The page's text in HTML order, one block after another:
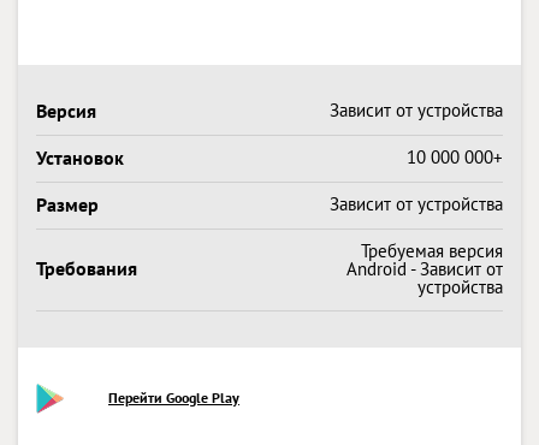
Версия Зависит от устройства
Установок 10 000 000+
Размер Зависит от устройства
Требования
Требуемая версия
Android - Зависит от
устройства
Перейти Google Play